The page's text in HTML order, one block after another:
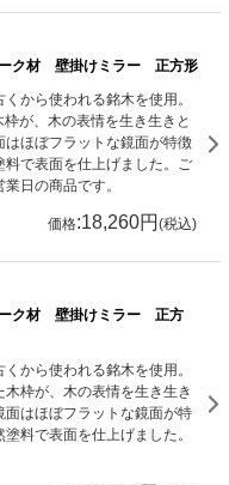
ク材 壁掛けミラー 正方形
から使われる銘木を使用。
が、木の表情を生き生きと
ほぼフラットな鏡面が特徴
で表面を仕上げました。ご
日の商品です。
価格:18,260円 (税込)
ク材 壁掛けミラー 正方
から使われる銘木を使用。
枠が、木の表情を生き生き
面はほぼフラットな鏡面が特
料で表面を仕上げました。